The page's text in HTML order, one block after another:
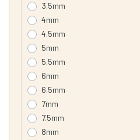
3.5mm
4mm
4.5mm
5mm
5.5mm
6mm
6.5mm
7mm
7.5mm
8mm